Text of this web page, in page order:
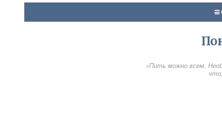
«Пить можно всем,